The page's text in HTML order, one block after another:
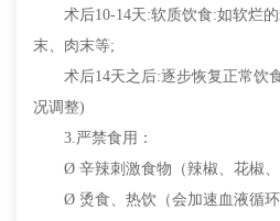
术后10-14天:软质饮食:如软烂的
末、肉末等;
术后14天之后:逐步恢复正常饮
况调整)
3.严禁食用：
Ø 辛辣刺激食物（辣椒、花椒、
Ø 烫食、热饮（会加速血液循环